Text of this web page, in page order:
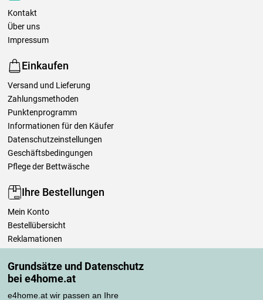
Grundsätze und Datenschutz
bei e4home.at
e4home.at wir passen an Ihre
Kontakt
Über uns
Impressum
Einkaufen
Versand und Lieferung
Zahlungsmethoden
Punktenprogramm
Informationen für den Käufer
Datenschutzeinstellungen
Geschäftsbedingungen
Pflege der Bettwäsche
Ihre Bestellungen
Mein Konto
Bestellübersicht
Reklamationen
Einfach mehr wissen
Richtlinien zur Verarbeitung von Bewertungen